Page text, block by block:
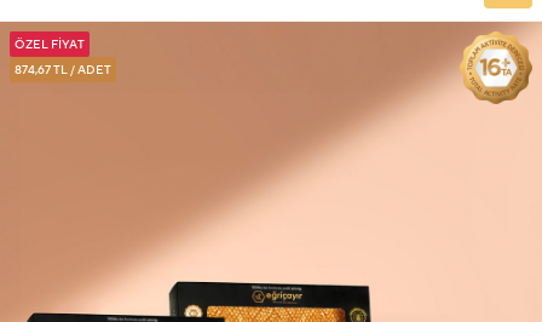
ÖZEL FIYAT
874,67 TL / ADET